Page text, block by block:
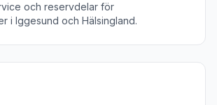
och reservdelar för
i Iggesund och Hälsingland.